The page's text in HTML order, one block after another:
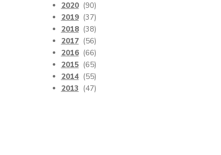
2020 (90)
2019 (37)
2018 (38)
2017 (56)
2016 (66)
2015 (65)
2014 (55)
2013 (47)